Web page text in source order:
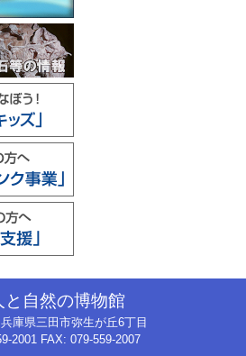
と自然の博物館
庫県三田市弥生が丘6丁目
2001 FAX: 079-559-2007